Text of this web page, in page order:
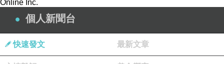
Online Inc.
個人新聞台
快速發文 最新文章